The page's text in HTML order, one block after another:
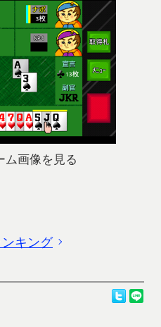
ム画像を見る
金ナポレオン」の詳細
アの情報を参考にして
クテイキングゲーム)の
ンロードを行ってくだ
キング
掲示板
示板